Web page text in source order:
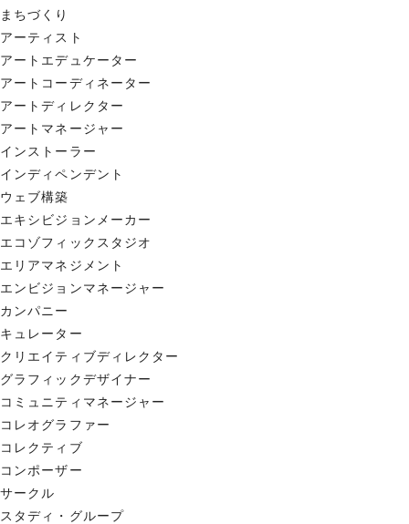
まちづくり
アーティスト
アートエデュケーター
アートコーディネーター
アートディレクター
アートマネージャー
インストーラー
インディペンデント
ウェブ構築
エキシビジョンメーカー
エコゾフィックスタジオ
エリアマネジメント
エンビジョンマネージャー
カンパニー
キュレーター
クリエイティブディレクター
グラフィックデザイナー
コミュニティマネージャー
コレオグラファー
コレクティブ
コンポーザー
サークル
スタディ・グループ